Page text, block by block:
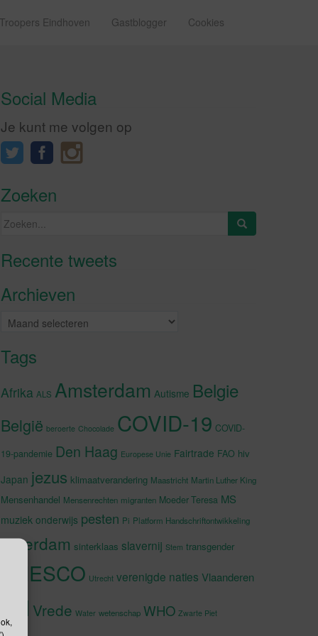
Eindhoven Gastblogger Cookies
Social Media
Je kunt me volgen op
Zoeken
Zoeken
Recente tweetsKlik om marketing cookies te
Archieven
Archieven
Tags
Afrika ALS Amsterdam Autisme Belgie
België beroerte Chocolade COVID-19 COVID-
19-pandemie Den Haag Europese Unie Fairtrade FAO hiv
Japan jezus klimaatverandering Maastricht Martin Luther King
Mensenhandel Mensenrechten migranten Moeder Teresa MS
muziek onderwijs pesten Pi Platform Handschriftontwikkeling
rotterdam sinterklaas slavernij Stem transgender
UNESCO Utrecht verenigde naties Vlaanderen
VN Vrede Water wetenschap WHO Zwarte Piet